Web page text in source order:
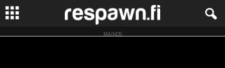
R
MAINOS